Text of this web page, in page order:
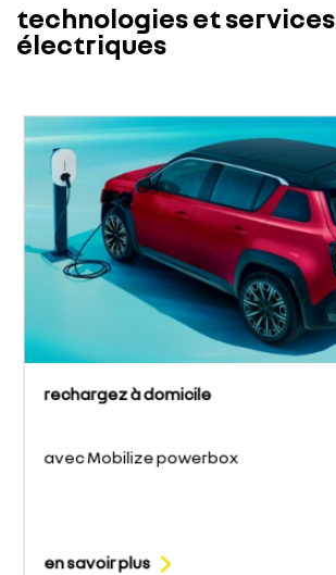
technologies et services
électriques
rechargez à domicile
avec Mobilize powerbox
en savoir plus